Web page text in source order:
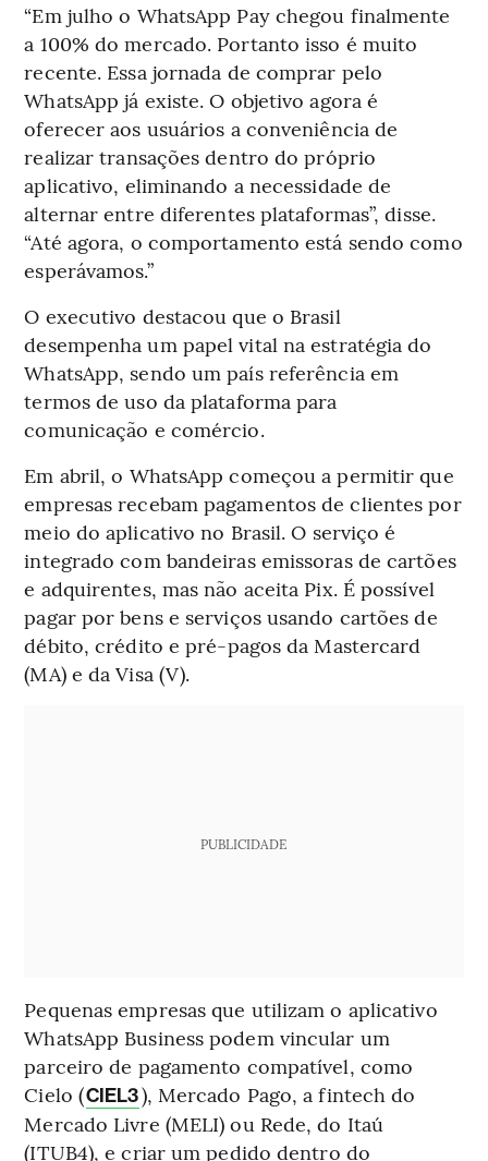
“Em julho o WhatsApp Pay chegou finalmente
a 100% do mercado. Portanto isso é muito
recente. Essa jornada de comprar pelo
WhatsApp já existe. O objetivo agora é
oferecer aos usuários a conveniência de
realizar transações dentro do próprio
aplicativo, eliminando a necessidade de
alternar entre diferentes plataformas”, disse.
“Até agora, o comportamento está sendo como
esperávamos.”
O executivo destacou que o Brasil
desempenha um papel vital na estratégia do
WhatsApp, sendo um país referência em
termos de uso da plataforma para
comunicação e comércio.
Em abril, o WhatsApp começou a permitir que
empresas recebam pagamentos de clientes por
meio do aplicativo no Brasil. O serviço é
integrado com bandeiras emissoras de cartões
e adquirentes, mas não aceita Pix. É possível
pagar por bens e serviços usando cartões de
débito, crédito e pré-pagos da Mastercard
(MA) e da Visa (V).
PUBLICIDADE
Pequenas empresas que utilizam o aplicativo
WhatsApp Business podem vincular um
parceiro de pagamento compatível, como
Cielo (CIEL3), Mercado Pago, a fintech do
Mercado Livre (MELI) ou Rede, do Itaú
(ITUB4), e criar um pedido dentro do